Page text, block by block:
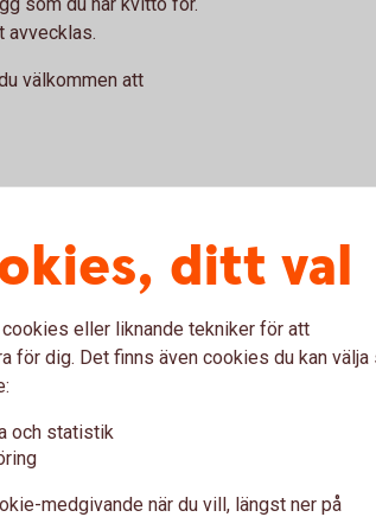
avvecklas.
välkommen att
in avierditt val
eller liknande tekniker för att
för dig. Det finns även cookies du kan välja
och statistik
medgivande när du vill, längst ner på